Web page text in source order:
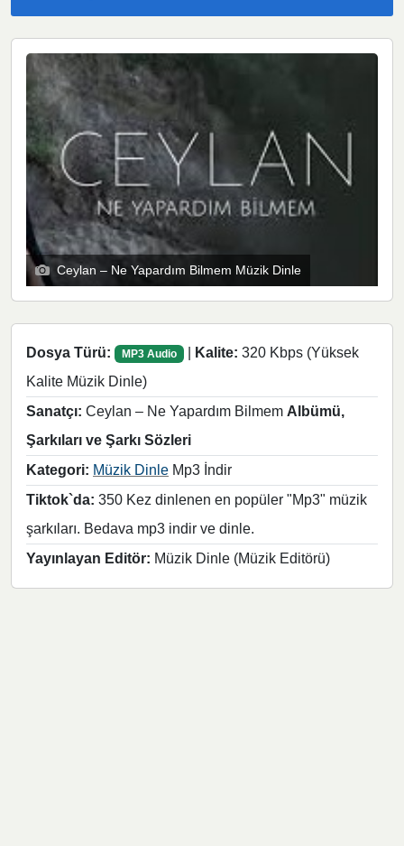
Ceylan – Ne Yapardım Bilmem Müzik Dinle
Dosya Türü: MP3 Audio | Kalite: 320 Kbps (Yüksek
Kalite Müzik Dinle)
Sanatçı: Ceylan – Ne Yapardım Bilmem Albümü,
Şarkıları ve Şarkı Sözleri
Kategori: Müzik Dinle Mp3 İndir
Tiktok`da: 350 Kez dinlenen en popüler "Mp3" müzik
şarkıları. Bedava mp3 indir ve dinle.
Yayınlayan Editör: Müzik Dinle (Müzik Editörü)